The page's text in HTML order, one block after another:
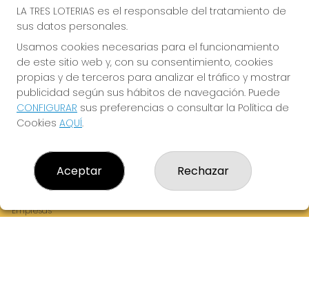
¡La Tres Loterias te desea Mucha Suerte!
¿Quiénes somos?
Comprar lotería
Resultados
Empresas
LA TRES LOTERIAS es el responsable del tratamiento de
sus datos personales.
Usamos cookies necesarias para el funcionamiento
de este sitio web y, con su consentimiento, cookies
propias y de terceros para analizar el tráfico y mostrar
publicidad según sus hábitos de navegación. Puede
CONFIGURAR sus preferencias o consultar la Política de
Cookies AQUÍ.
Aceptar Rechazar